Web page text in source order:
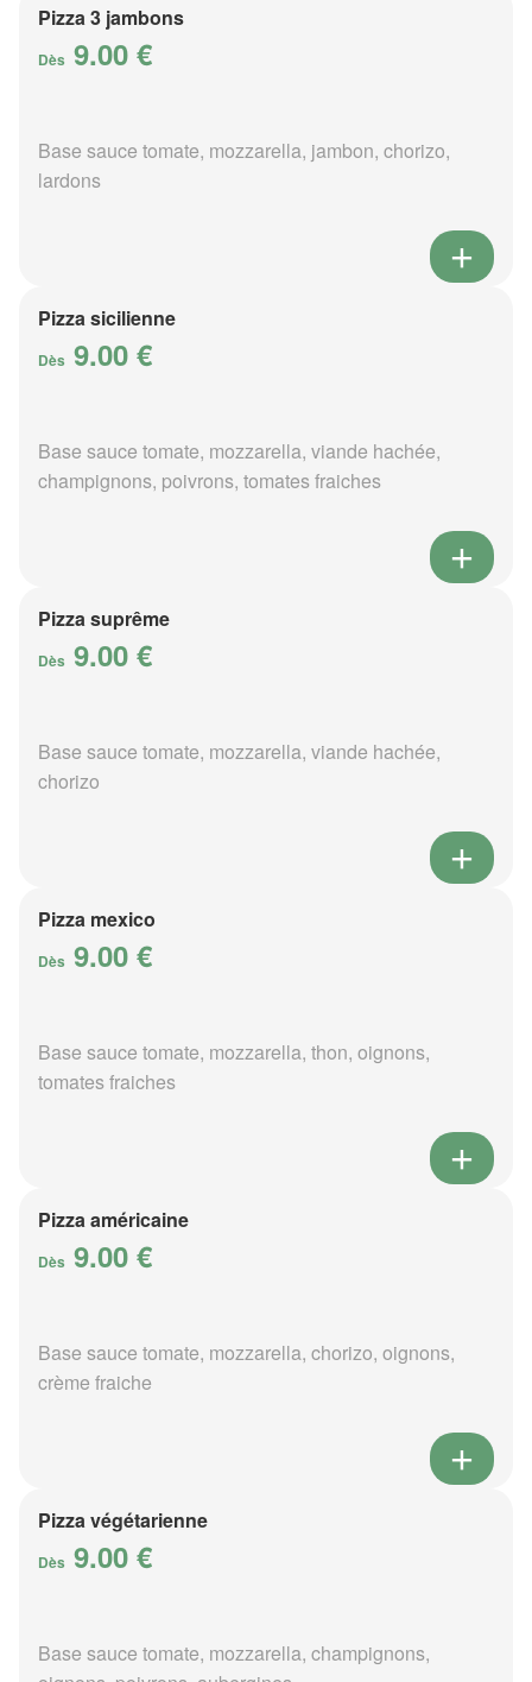
Pizza 3 jambons
Dès 9.00 €
Base sauce tomate, mozzarella, jambon, chorizo,
lardons
Pizza sicilienne
Dès 9.00 €
Base sauce tomate, mozzarella, viande hachée,
champignons, poivrons, tomates fraiches
Pizza suprême
Dès 9.00 €
Base sauce tomate, mozzarella, viande hachée,
chorizo
Pizza mexico
Dès 9.00 €
Base sauce tomate, mozzarella, thon, oignons,
tomates fraiches
Pizza américaine
Dès 9.00 €
Base sauce tomate, mozzarella, chorizo, oignons,
crème fraiche
Pizza végétarienne
Dès 9.00 €
Base sauce tomate, mozzarella, champignons,